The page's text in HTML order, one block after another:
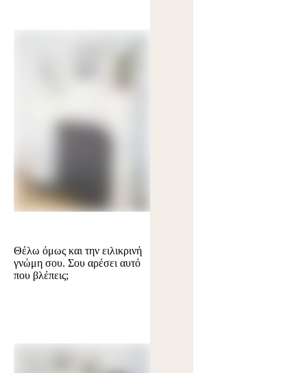
Θέλω όμως και την ειλικρινή
γνώμη σου. Σου αρέσει αυτό
που βλέπεις;